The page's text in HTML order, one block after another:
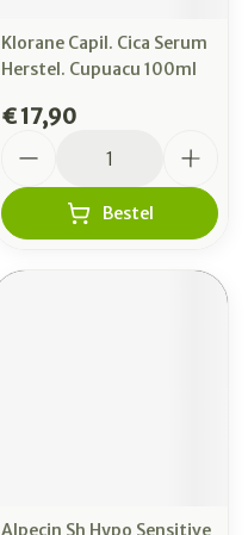
Klorane Capil. Cica Serum
Herstel. Cupuacu 100ml
€ 17,90
Bestel
Alpecin Sh Hypo Sensitive